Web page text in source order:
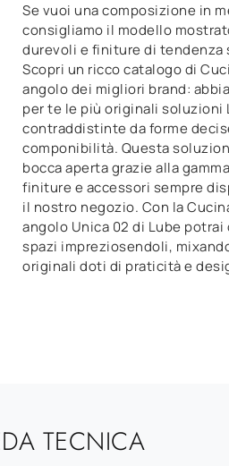
Se vuoi una composizione in
consigliamo il modello
durevoli e finiture di tendenza
Scopri un ricco catalogo di
angolo dei migliori brand:
per te le più originali soluzioni
contraddistinte da forme
componibilità. Questa
bocca aperta grazie alla
finiture e accessori sempre
il nostro negozio. Con la
angolo Unica 02 di Lube potrai
spazi impreziosendoli,
originali doti di praticità e
TECNICA